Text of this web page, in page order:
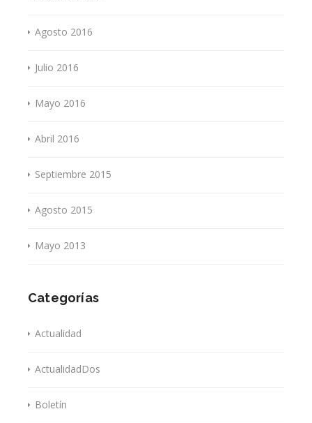
Agosto 2016
Julio 2016
Mayo 2016
Abril 2016
Septiembre 2015
Agosto 2015
Mayo 2013
Categorías
Actualidad
ActualidadDos
Boletín